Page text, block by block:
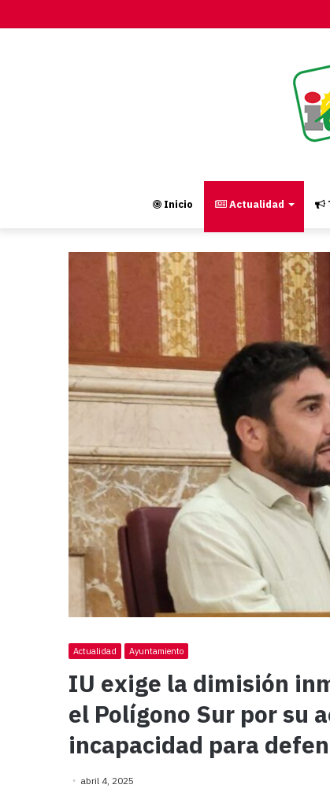
Inicio Actualidad
Actualidad Ayuntamiento
IU exige la dimisión
el Polígono Sur por su
incapacidad para
abril 4, 2025